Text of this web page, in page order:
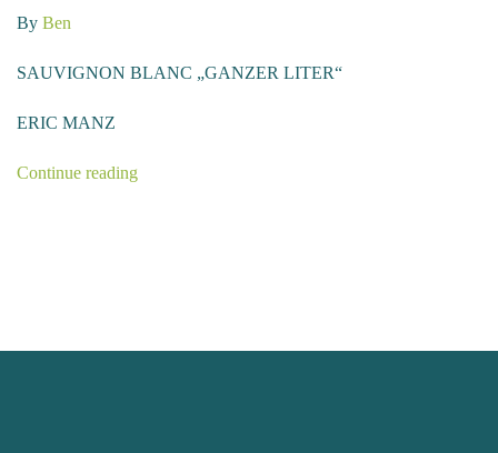
By Ben
SAUVIGNON BLANC „GANZER LITER“
ERIC MANZ
Continue reading